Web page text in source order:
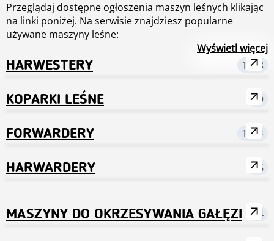
Przeglądaj dostępne ogłoszenia maszyn leśnych klikając
na linki poniżej. Na serwisie znajdziesz popularne
używane maszyny leśne:
Harwestery
Forwardery
Pod każdym z linków znajdują się używane maszyny
leśne z Polski, Finlandii, Szwecji, Niemiec, Norwegii i
Wyświetl więcej
HARWESTERY 1778
KOPARKI LEŚNE 49
FORWARDERY 1304
HARWARDERY 36
MASZYNY DO OKRZESYWANIA GAŁĘZI 44